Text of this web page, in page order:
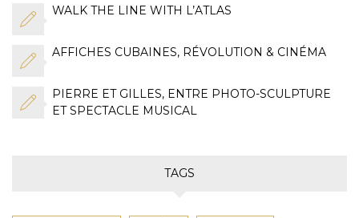
WALK THE LINE WITH L’ATLAS
AFFICHES CUBAINES, RÉVOLUTION & CINÉMA
PIERRE ET GILLES, ENTRE PHOTO-SCULPTURE
ET SPECTACLE MUSICAL
TAGS